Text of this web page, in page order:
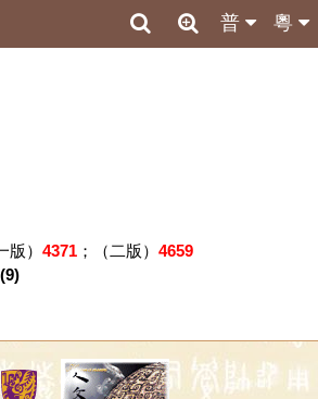
粵
普
） 4371；（二版） 4659